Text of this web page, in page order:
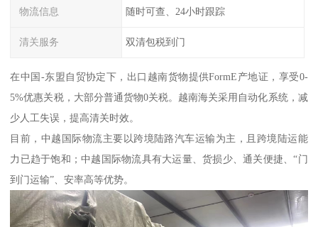
物流信息 随时可查、24小时跟踪
清关服务 双清包税到门
在中国-东盟自贸协定下，出口越南货物提供FormE产地证，享受0-
5%优惠关税，大部分普通货物0关税。越南海关采用自动化系统，减
少人工失误，提高清关时效。
目前，中越国际物流主要以跨境陆路汽车运输为主，且跨境陆运能
力已趋于饱和；中越国际物流具有大运量、货损少、通关便捷、“门
到门运输”、安率高等优势。